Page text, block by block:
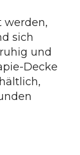
werden,
sich
und
Decke